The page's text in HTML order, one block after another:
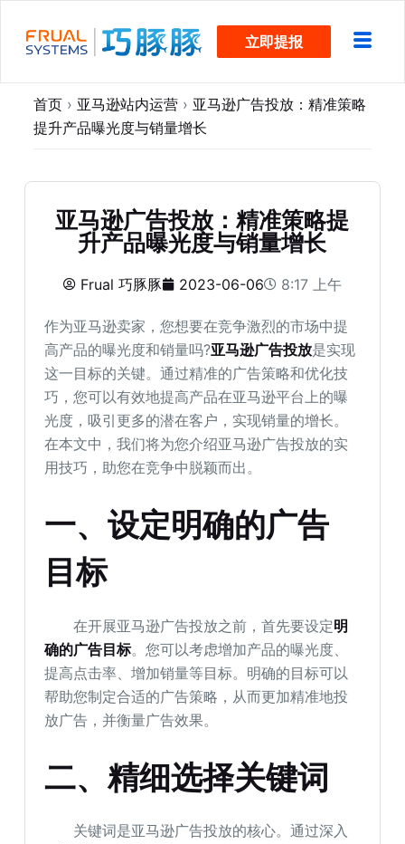
过
立即提报
首页 › 亚马逊站内运营 › 亚马逊广告投放：精准策略
提升产品曝光度与销量增长
亚马逊广告投放：精准策略提
升产品曝光度与销量增长
Frual 巧豚豚 2023-06-06 8:17 上午
作为亚马逊卖家，您想要在竞争激烈的市场中提
高产品的曝光度和销量吗?亚马逊广告投放是实现
这一目标的关键。通过精准的广告策略和优化技
巧，您可以有效地提高产品在亚马逊平台上的曝
光度，吸引更多的潜在客户，实现销量的增长。
在本文中，我们将为您介绍亚马逊广告投放的实
用技巧，助您在竞争中脱颖而出。
一、设定明确的广告
目标
在开展亚马逊广告投放之前，首先要设定明
确的广告目标。您可以考虑增加产品的曝光度、
提高点击率、增加销量等目标。明确的目标可以
帮助您制定合适的广告策略，从而更加精准地投
放广告，并衡量广告效果。
二、精细选择关键词
关键词是亚马逊广告投放的核心。通过深入